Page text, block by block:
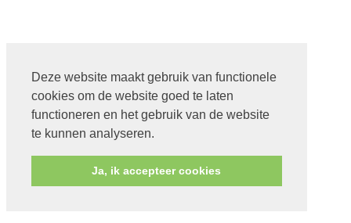
Deze website maakt gebruik van functionele
cookies om de website goed te laten
functioneren en het gebruik van de website
te kunnen analyseren.
Ja, ik accepteer cookies